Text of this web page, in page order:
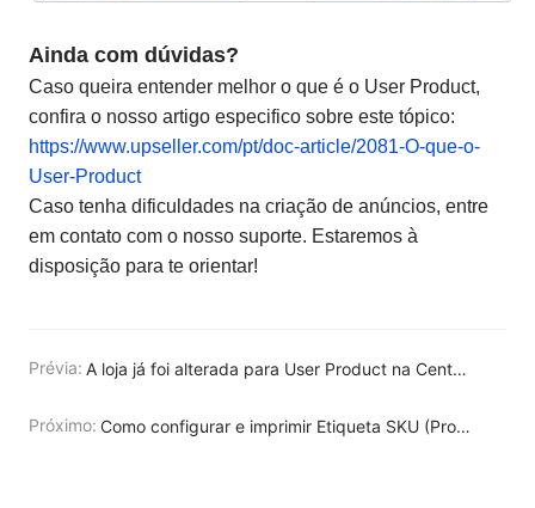
Ainda com dúvidas?
Caso queira entender melhor o que é o User Product,
confira o nosso artigo especifico sobre este tópico:
https://www.upseller.com/pt/doc-article/2081-O-que-o-
User-Product
Caso tenha dificuldades na criação de anúncios, entre
em contato com o nosso suporte. Estaremos à
disposição para te orientar!
Prévia: A loja já foi alterada para User Product na Central de Vendedores do Mercado Livre, mas ainda não aparece no UpSeller. O que fazer?
Próximo: Como configurar e imprimir Etiqueta SKU (Produto)?